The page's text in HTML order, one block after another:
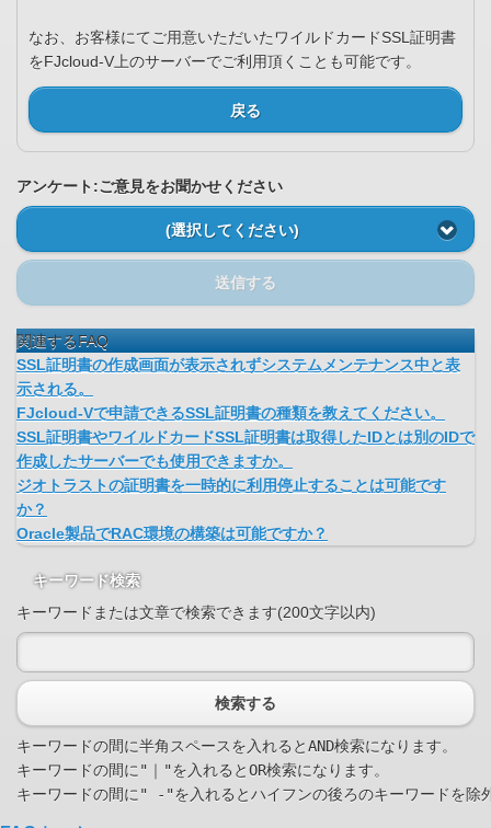
なお、お客様にてご用意いただいたワイルドカードSSL証明書
をFJcloud-V上のサーバーでご利用頂くことも可能です。
戻る
アンケート:ご意見をお聞かせください
(選択してください)
送信する
関連するFAQ
SSL証明書の作成画面が表示されずシステムメンテナンス中と表
示される。
FJcloud-Vで申請できるSSL証明書の種類を教えてください。
SSL証明書やワイルドカードSSL証明書は取得したIDとは別のIDで
作成したサーバーでも使用できますか。
ジオトラストの証明書を一時的に利用停止することは可能です
か？
Oracle製品でRAC環境の構築は可能ですか？
キーワード検索
キーワードまたは文章で検索できます(200文字以内)
検索する
キーワードの間に半角スペースを入れるとAND検索になります。
キーワードの間に"｜"を入れるとOR検索になります。